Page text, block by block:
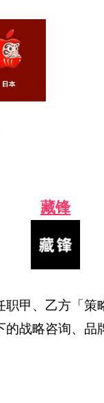
藏锋
职甲、乙方「策
的战略咨询、品